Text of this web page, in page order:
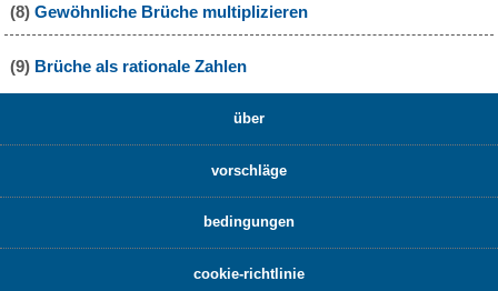
(8) Gewöhnliche Brüche multiplizieren
(9) Brüche als rationale Zahlen
über
vorschläge
bedingungen
cookie-richtlinie